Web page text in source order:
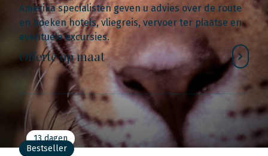
Amerika specialisten geven u advies over de route
en boeken hotels, vliegreis, vervoer ter plaatse en
eventuele excursies.
Offerte op maat
13 dagen
Bestseller